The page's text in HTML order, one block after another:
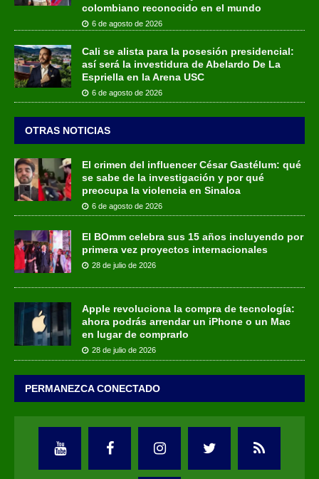
colombiano reconocido en el mundo
6 de agosto de 2026
Cali se alista para la posesión presidencial:
así será la investidura de Abelardo De La
Espriella en la Arena USC
6 de agosto de 2026
OTRAS NOTICIAS
El crimen del influencer César Gastélum: qué
se sabe de la investigación y por qué
preocupa la violencia en Sinaloa
6 de agosto de 2026
El BOmm celebra sus 15 años incluyendo por
primera vez proyectos internacionales
28 de julio de 2026
Apple revoluciona la compra de tecnología:
ahora podrás arrendar un iPhone o un Mac
en lugar de comprarlo
28 de julio de 2026
PERMANEZCA CONECTADO